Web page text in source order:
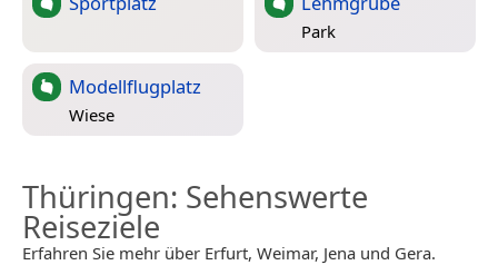
Park
Modellflugplatz
Wiese
Thüringen: Sehenswerte
Reiseziele
Erfahren Sie mehr über Erfurt, Weimar, Jena und Gera.